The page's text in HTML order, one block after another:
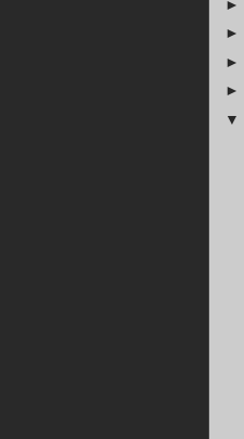
►
►
►
►
▼